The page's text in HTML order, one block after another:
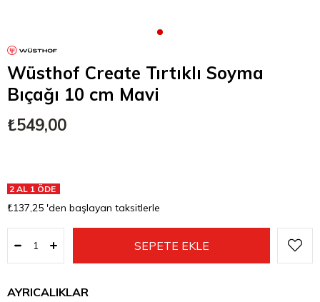
Wüsthof Create Tırtıklı Soyma
Bıçağı 10 cm Mavi
₺549,00
2 AL 1 ÖDE
₺137,25 'den başlayan taksitlerle
AYRICALIKLAR